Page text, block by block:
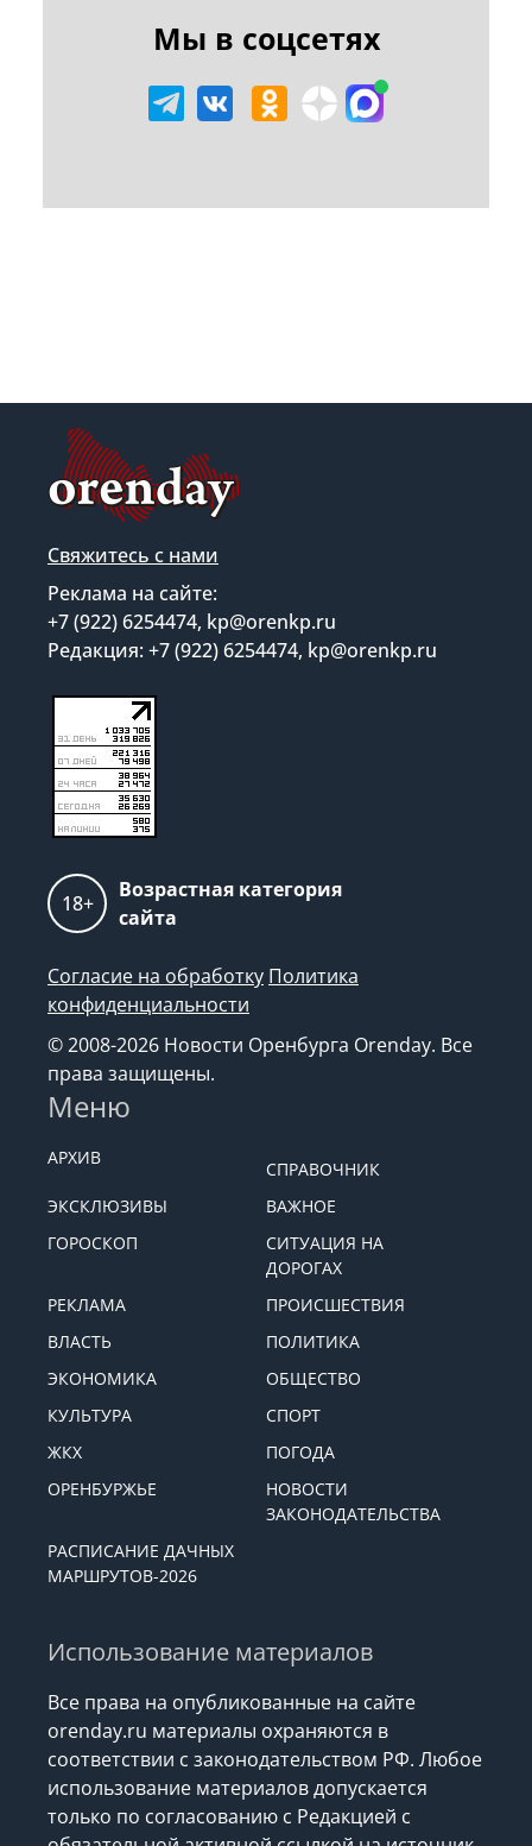
Мы в соцсетях
Свяжитесь с нами
Реклама на сайте:
+7 (922) 6254474, kp@orenkp.ru
Редакция: +7 (922) 6254474, kp@orenkp.ru
18+
Возрастная категория
сайта
Согласие на обработку Политика
конфиденциальности
© 2008-2026 Новости Оренбурга Orenday. Все
права защищены.
Меню
АРХИВ
СПРАВОЧНИК
ЭКСКЛЮЗИВЫ
ВАЖНОЕ
ГОРОСКОП
СИТУАЦИЯ НА
ДОРОГАХ
РЕКЛАМА
ПРОИСШЕСТВИЯ
ВЛАСТЬ
ПОЛИТИКА
ЭКОНОМИКА
ОБЩЕСТВО
КУЛЬТУРА
СПОРТ
ЖКХ
ПОГОДА
ОРЕНБУРЖЬЕ
НОВОСТИ
ЗАКОНОДАТЕЛЬСТВА
РАСПИСАНИЕ ДАЧНЫХ
МАРШРУТОВ-2026
Использование материалов
Все права на опубликованные на сайте
orenday.ru материалы охраняются в
соответствии с законодательством РФ. Любое
использование материалов допускается
только по согласованию с Редакцией с